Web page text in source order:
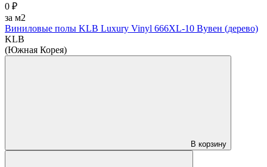
0 ₽
за м2
Виниловые полы KLB Luxury Vinyl 666XL-10 Вувен (дерево)
KLB
(Южная Корея)
В корзину